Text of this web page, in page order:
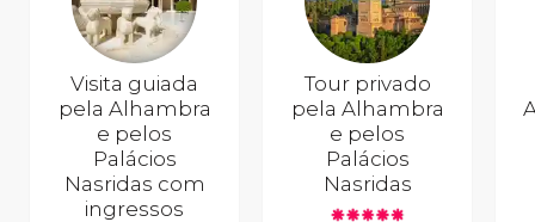
Visita guiada
pela Alhambra
e pelos
Palácios
Nasridas com
ingressos
Tour privado
pela Alhambra
e pelos
Palácios
Nasridas